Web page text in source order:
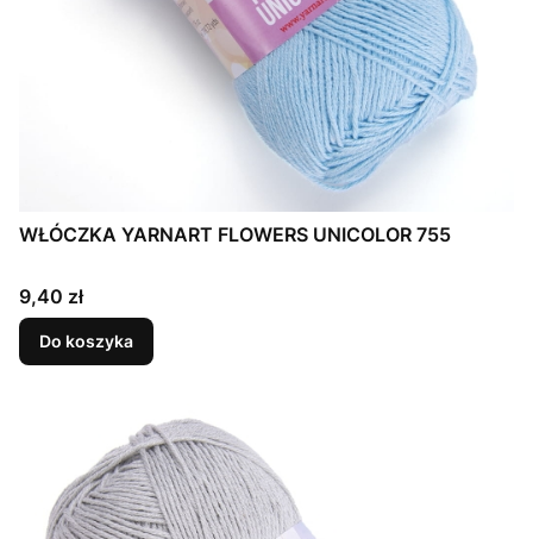
WŁÓCZKA YARNART FLOWERS UNICOLOR 755
Cena
9,40 zł
Do koszyka